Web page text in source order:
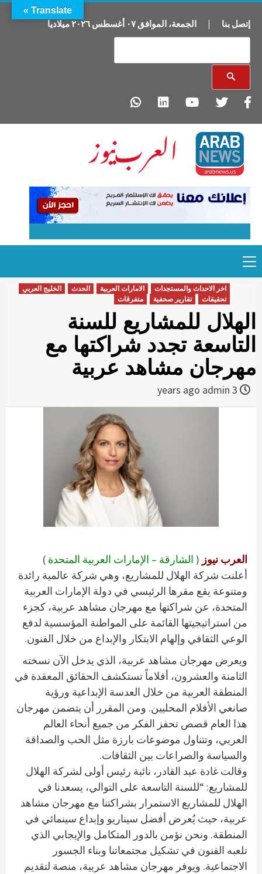
إتصل بنا | الجمعة، الموافق٠٧ أغسطس ٢٠٢٦ميلاديا
to
content
Menu
اخر الاحداث والمستجدات الامارات العربية الحدث
الخليج العربي
تحقيقات
تقارير صحفية متفرقات
الهلال للمشاريع للسنة
التاسعة تجدد شراكتها مع
مهرجان مشاهد عربية
admin
العرب نيوز ( الشارقة – الإمارات العربية المتحدة )
أعلنت شركة الهلال للمشاريع، وهي شركة عالمية رائدة
ومتنوعة يقع مقرها الرئيسي في دولة الإمارات العربية
المتحدة، عن شراكتها مع مهرجان مشاهد عربية، كجزء
من استراتيجيتها القائمة على المواطنة المؤسسية لدفع
الوعي الثقافي وإلهام الابتكار والإبداع من خلال الفنون.
ويعرض مهرجان مشاهد عربية، الذي يدخل الآن نسخته
الثامنة والعشرون، أفلاماً تستكشف الحقائق المعقدة في
المنطقة العربية من خلال العدسة الإبداعية ورؤية
صانعي الأفلام المحليين. ومن المقرر أن يتضمن مهرجان
هذا العام قصص تحفز الفكر من جميع أنحاء العالم
العربي، وتتناول موضوعات بارزة مثل الحب والصداقة
والسياسة والصراعات بين الثقافات.
وقالت غادة عبد القادر، نائبة رئيس أولى لشركة الهلال
للمشاريع: “للسنة التاسعة على التوالي، يسعدنا في
الهلال للمشاريع الاستمرار بشراكتنا مع مهرجان مشاهد
عربية، حيث يُعرض أفضل سيناريو وإبداع سينمائي في
المنطقة. ونحن نؤمن بالدور المتكامل والإيجابي الذي
تلعبه الفنون في تشكيل مجتمعاتنا وبناء الجسور
الاجتماعية. ويوفر مهرجان مشاهد عربية، منصة لتقديم
Translate »